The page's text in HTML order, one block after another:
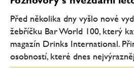
Před několika dny vyšlo nové
žebříčku Bar World 100, který
magazín Drinks International.
osobností, které dnes